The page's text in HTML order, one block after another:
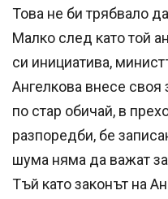
Това не би трябвало
Малко след като той
си инициатива,
Ангелкова внесе своя
по стар обичай, в
разпоредби, бе
шума няма да важат
Тъй като законът на